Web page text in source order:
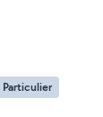
Particulier